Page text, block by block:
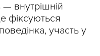
внутрішній
фіксуються
участь у